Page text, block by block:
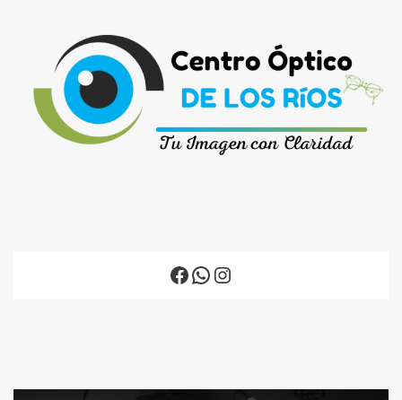
Facebook
WhatsApp
Instagram